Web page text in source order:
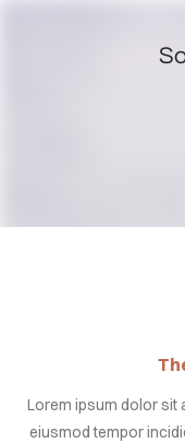
Lorem ipsum dolor sit
eiusmod tempor